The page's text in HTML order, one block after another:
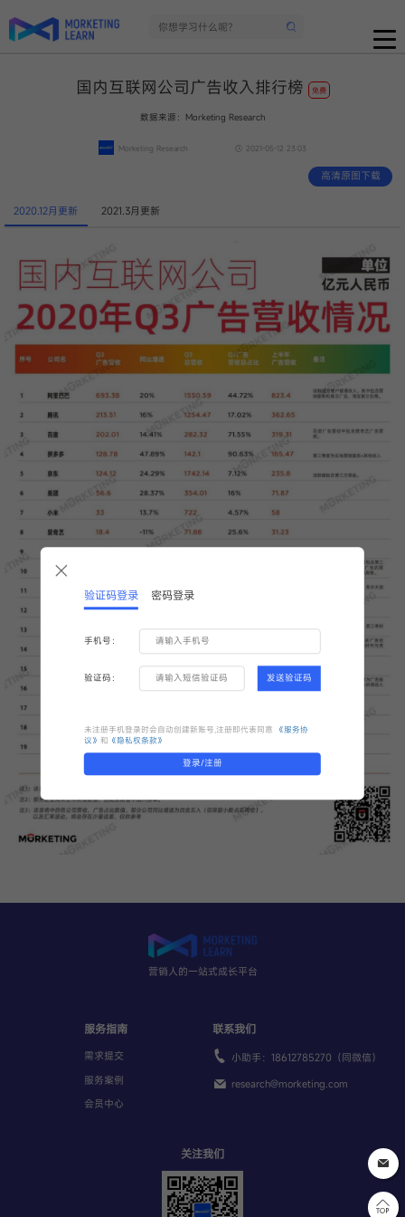
国内互联网公司广告收入排行榜 免费
数据来源：Morketing Research
Morketing Research 2021-05-12 23:03
高清原图下载
2020.12月更新 2021.3月更新
营销人的一站式成长平台
服务指南
需求提交
服务案例
会员中心
联系我们
小助手：18612785270（同微信）
research@morketing.com
关注我们
验证码登录 密码登录
手机号：
验证码： 发送验证码
未注册手机登录时会自动创建新账号,注册即代表同意
《服务协
议》 和 《隐私权条款》
登录/注册